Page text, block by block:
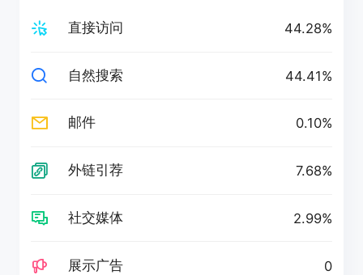
直接访问 44.28%
自然搜索 44.41%
邮件 0.10%
外链引荐 7.68%
社交媒体 2.99%
展示广告 0